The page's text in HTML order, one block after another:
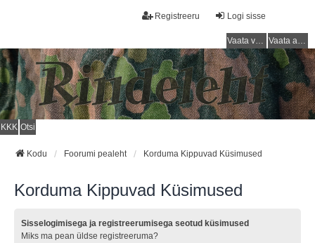
Logi sisse
Registreeru
Vaata vastamata teemasi Vaata aktiivseid teemasid
KKK Otsi
Kodu Foorumi pealeht Korduma Kippuvad Küsimused
Korduma Kippuvad Küsimused
Sisselogimisega ja registreerumisega seotud küsimused
Miks ma pean üldse registreeruma?